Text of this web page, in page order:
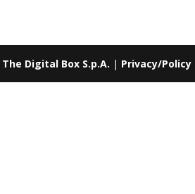
The Digital Box S.p.A. | Privacy/Policy